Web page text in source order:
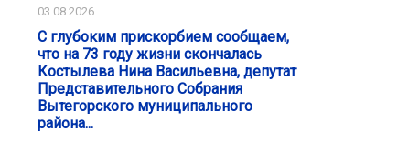
03.08.2026
С глубоким прискорбием сообщаем,
что на 73 году жизни скончалась
Костылева Нина Васильевна, депутат
Представительного Собрания
Вытегорского муниципального
района...